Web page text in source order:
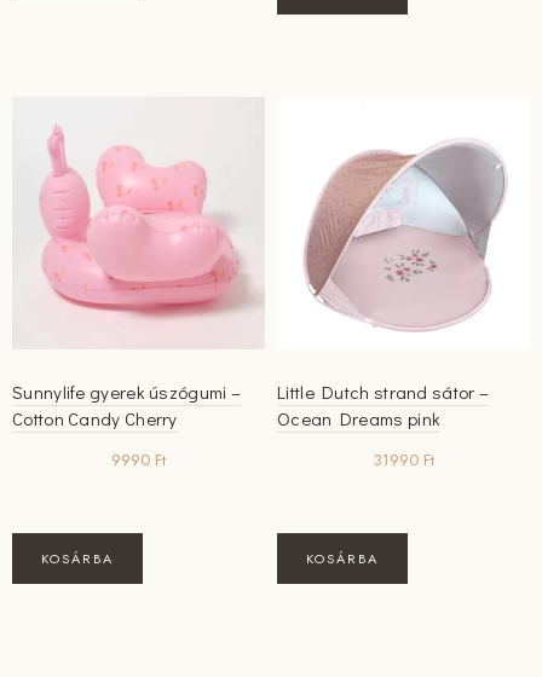
Sunnylife gyerek úszógumi –
Cotton Candy Cherry
9990 Ft
KOSÁRBA
Little Dutch strand sátor –
Ocean Dreams pink
31990 Ft
KOSÁRBA